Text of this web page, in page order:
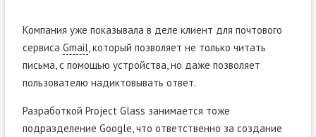
Компания уже показывала в деле клиент для почтового
сервиса Gmail, который позволяет не только читать
письма, с помощью устройства, но даже позволяет
пользователю надиктовывать ответ.
Разработкой Project Glass занимается тоже
подразделение Google, что ответственно за создание